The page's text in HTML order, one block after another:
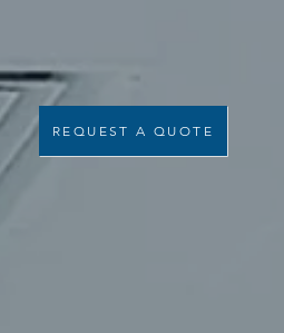
REQUEST A QUOTE